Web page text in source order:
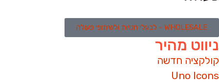
WHOLESALE - לבעלי חנויות ולשיתופי פעולה
ניווט מהיר
קולקציה חדשה
Uno Icons